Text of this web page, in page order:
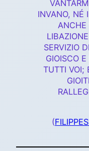
INVANO, NÉ
ANCHE
SERVIZIO
GIOISCO
TUTTI VOI;
(